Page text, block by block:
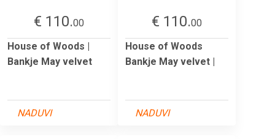
€ 110.00
House of Woods |
Bankje May velvet
NADUVI
€ 110.00
House of Woods
Bankje May velvet |
NADUVI